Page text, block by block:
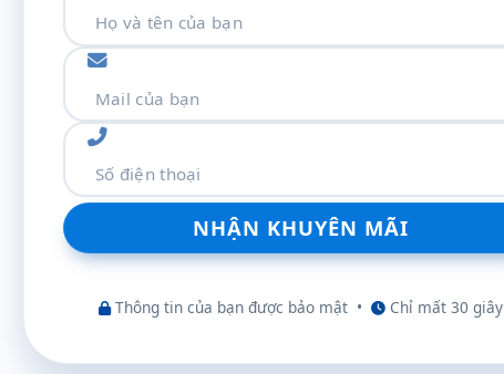
Thông tin của bạn được bảo mật • Chỉ mất 30 giây
sáng và độ chính xác tuyệt vời nhất, bất kể bạn đang nhìn ở
có góc nhìn rộng lên tới 178 độ theo chiều dọc và chiều
Xem thêm